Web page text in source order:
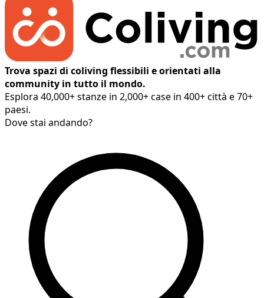
Trova spazi di coliving flessibili e orientati alla
community in tutto il mondo.
Esplora 40,000+ stanze in 2,000+ case in 400+ città e 70+
paesi.
Dove stai andando?